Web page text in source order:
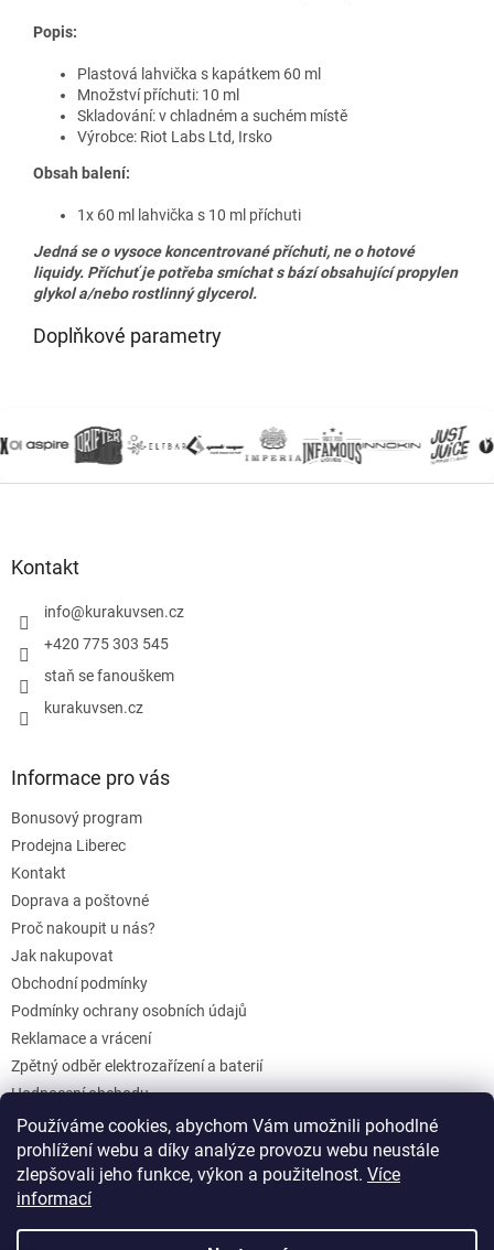
Používáme cookies, abychom Vám umožnili pohodlné
prohlížení webu a díky analýze provozu webu neustále
zlepšovali jeho funkce, výkon a použitelnost. Více
informací
Popis:
Plastová lahvička s kapátkem 60 ml
Množství příchuti: 10 ml
Skladování: v chladném a suchém místě
Výrobce: Riot Labs Ltd, Irsko
Obsah balení:
1x 60 ml lahvička s 10 ml příchuti
Jedná se o vysoce koncentrované příchuti, ne o hotové
liquidy. Příchuť je potřeba smíchat s bází obsahující propylen
glykol a/nebo rostlinný glycerol.
Doplňkové parametry
Kontakt
info@kurakuvsen.cz
+420 775 303 545
staň se fanouškem
kurakuvsen.cz
Informace pro vás
Bonusový program
Prodejna Liberec
Kontakt
Doprava a poštovné
Proč nakoupit u nás?
Jak nakupovat
Obchodní podmínky
Podmínky ochrany osobních údajů
Reklamace a vrácení
Zpětný odběr elektrozařízení a baterií
Hodnocení obchodu
Dárkové poukazy
Blog
Vytvořil Shoptet